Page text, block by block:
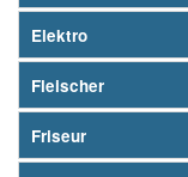
Elektro
Fleischer
Friseur